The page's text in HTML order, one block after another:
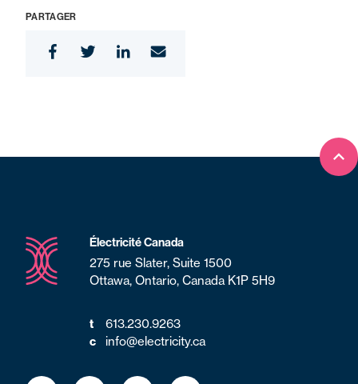
PARTAGER
Électricité Canada
275 rue Slater, Suite 1500
Ottawa, Ontario, Canada K1P 5H9
t
613.230.9263
c
info@electricity.ca